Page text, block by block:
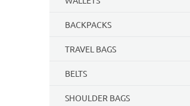
BACKPACKS
TRAVEL BAGS
BELTS
SHOULDER BAGS